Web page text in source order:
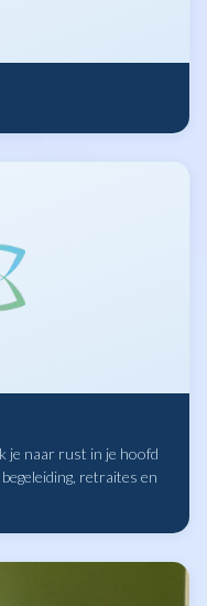
je naar rust in je hoofd
retraites en